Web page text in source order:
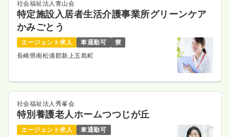
社会福祉法人青山会
特定施設入居者生活介護事業所グリーンケア
かみごとう
エージェント求人 車通勤可
寮
長崎県南松浦郡新上五島町
社会福祉法人秀峯会
特別養護老人ホームつつじが丘
エージェント求人
車通勤可